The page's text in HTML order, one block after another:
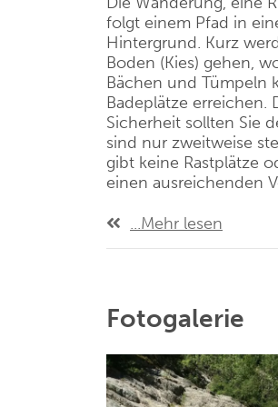
folgt einem Pfad in
Hintergrund. Kurz
Boden (Kies) gehen,
Bächen und Tümpeln
Badeplätze erreichen.
Sicherheit sollten Sie
sind nur zweitweise
gibt keine Rastplätze
einen ausreichenden
...Mehr lesen
Fotogalerie